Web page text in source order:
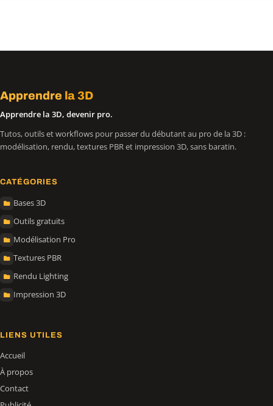
Apprendre la 3D
Apprendre la 3D, devenir pro.
Tutos, outils et workflows pour passer du débutant au pro de la 3D :
modélisation, rendu, textures PBR et impression 3D, sans baratin.
CATÉGORIES
Bases 3D
Outils gratuits
Modélisation Pro
Textures PBR
Rendu Lighting
Impression 3D
LIENS UTILES
Accueil
À propos
Contact